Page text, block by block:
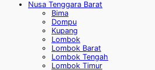
Nusa Tenggara Barat
Bima
Dompu
Kupang
Lombok
Lombok Barat
Lombok Tengah
Lombok Timur